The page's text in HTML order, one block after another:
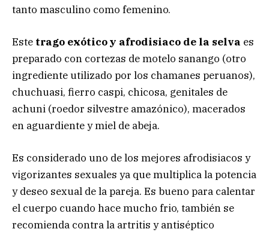
tanto masculino como femenino.
Este trago exótico y afrodisiaco de la selva es
preparado con cortezas de motelo sanango (otro
ingrediente utilizado por los chamanes peruanos),
chuchuasi, fierro caspi, chicosa, genitales de
achuni (roedor silvestre amazónico), macerados
en aguardiente y miel de abeja.
Es considerado uno de los mejores afrodisiacos y
vigorizantes sexuales ya que multiplica la potencia
y deseo sexual de la pareja. Es bueno para calentar
el cuerpo cuando hace mucho frio, también se
recomienda contra la artritis y antiséptico